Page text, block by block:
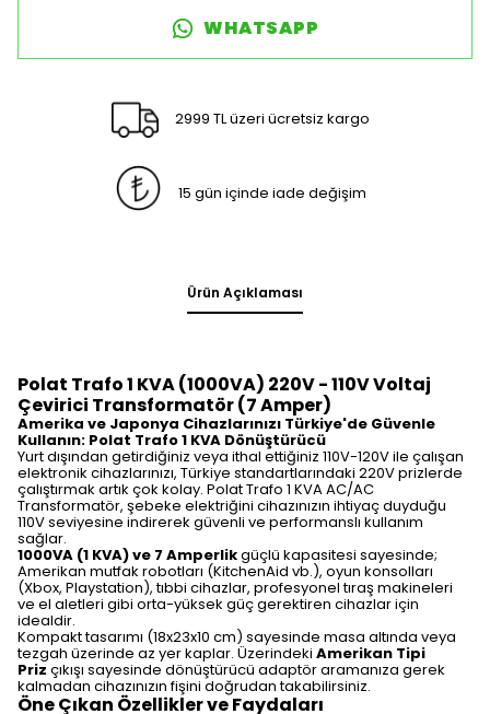
WHATSAPP
2999 TL üzeri ücretsiz kargo
15 gün içinde iade değişim
Ürün Açıklaması
Polat Trafo 1 KVA (1000VA) 220V - 110V Voltaj
Çevirici Transformatör (7 Amper)
Amerika ve Japonya Cihazlarınızı Türkiye'de Güvenle
Kullanın: Polat Trafo 1 KVA Dönüştürücü
Yurt dışından getirdiğiniz veya ithal ettiğiniz 110V-120V ile çalışan
elektronik cihazlarınızı, Türkiye standartlarındaki 220V prizlerde
çalıştırmak artık çok kolay. Polat Trafo 1 KVA AC/AC
Transformatör, şebeke elektriğini cihazınızın ihtiyaç duyduğu
110V seviyesine indirerek güvenli ve performanslı kullanım
sağlar.
1000VA (1 KVA) ve 7 Amperlikgüçlü kapasitesi sayesinde;
Amerikan mutfak robotları (KitchenAid vb.), oyun konsolları
(Xbox, Playstation), tıbbi cihazlar, profesyonel tıraş makineleri
ve el aletleri gibi orta-yüksek güç gerektiren cihazlar için
idealdir.
Kompakt tasarımı (18x23x10 cm) sayesinde masa altında veya
tezgah üzerinde az yer kaplar. Üzerindeki Amerikan Tipi
Priz çıkışı sayesinde dönüştürücü adaptör aramanıza gerek
kalmadan cihazınızın fişini doğrudan takabilirsiniz.
Öne Çıkan Özellikler ve Faydaları